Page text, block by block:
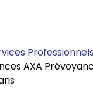
Professionnels
AXA